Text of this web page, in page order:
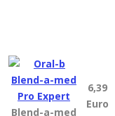
Blend-a-med
6,39
Euro